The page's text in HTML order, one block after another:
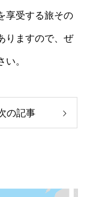
享受する旅その
りますので、ぜ
。
の記事